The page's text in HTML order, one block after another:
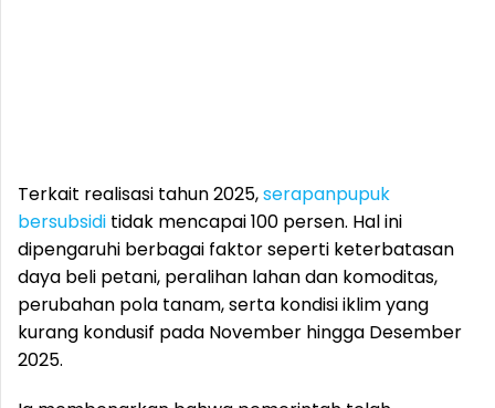
Terkait realisasi tahun 2025,serapanpupuk
bersubsidi tidak mencapai 100 persen. Hal ini
dipengaruhi berbagai faktor seperti keterbatasan
daya beli petani, peralihan lahan dan komoditas,
perubahan pola tanam, serta kondisi iklim yang
kurang kondusif pada November hingga Desember
2025.